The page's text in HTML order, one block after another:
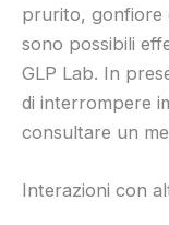
prurito, gonfiore
sono possibili
GLP Lab. In
di interrompere
consultare un
Interazioni con